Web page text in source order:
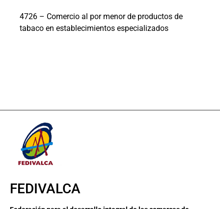
4726 – Comercio al por menor de productos de
tabaco en establecimientos especializados
FEDIVALCA